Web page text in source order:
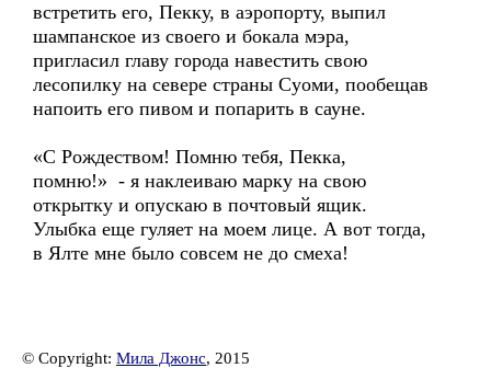
встретить его, Пекку, в аэропорту, выпил
шампанское из своего и бокала мэра,
пригласил главу города навестить свою
лесопилку на севере страны Суоми, пообещав
напоить его пивом и попарить в сауне.
«С Рождеством! Помню тебя, Пекка,
помню!» - я наклеиваю марку на свою
открытку и опускаю в почтовый ящик.
Улыбка еще гуляет на моем лице. А вот тогда,
в Ялте мне было совсем не до смеха!
© Copyright: Мила Джонс, 2015